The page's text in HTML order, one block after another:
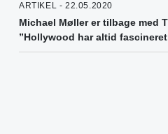
ARTIKEL - 22.05.2020
Michael Møller er tilbage med
”Hollywood har altid fascineret